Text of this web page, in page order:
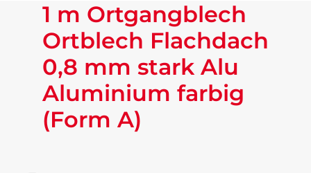
1 m Ortgangblech
Ortblech Flachdach
0,8 mm stark Alu
Aluminium farbig
(Form A)